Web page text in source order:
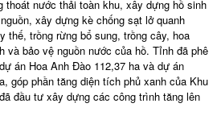
thoát nước thải toàn khu, xây dựng hồ sinh
xây dựng kè chống sạt lở quanh
thế, trồng rừng bổ sung, trồng cây, hoa
và bảo vệ nguồn nước của hồ. Tỉnh đã phê
án Hoa Anh Đào 112,37 ha và dự án
góp phần tăng diện tích phủ xanh của Khu
đầu tư xây dựng các công trình tăng lên